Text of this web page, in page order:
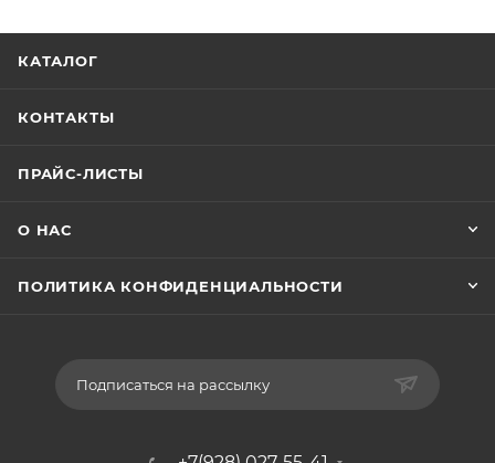
КАТАЛОГ
КОНТАКТЫ
ПРАЙС-ЛИСТЫ
О НАС
ПОЛИТИКА КОНФИДЕНЦИАЛЬНОСТИ
Подписаться на рассылку